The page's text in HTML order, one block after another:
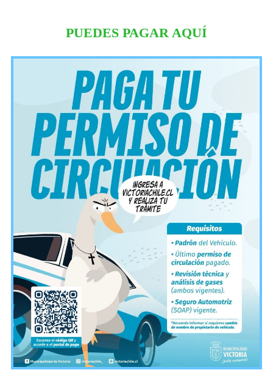
PUEDES PAGAR AQUÍ